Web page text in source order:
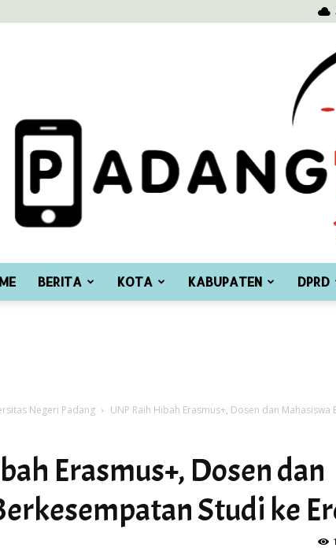
Time
BERITA KOTA KABUPATEN DPRD
Negeri Padang UNP Raih Hibah Erasmus+, Dosen dan
Erasmus+, Dosen dan
Studi ke